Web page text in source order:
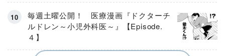
毎週土曜公開！ 医療漫画『ドクターチ
ルドレン～小児外科医～』【Episode.
４】